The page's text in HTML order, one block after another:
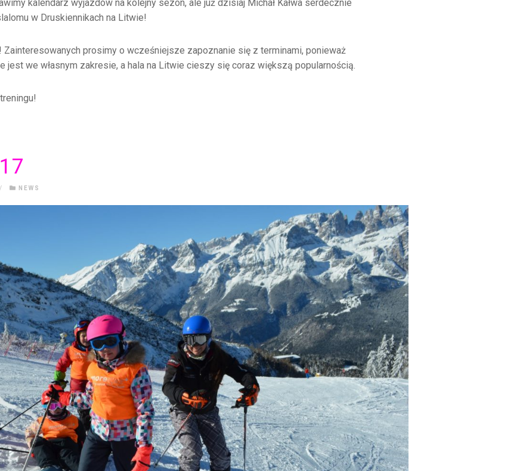
kalendarz wyjazdów na kolejny sezon, ale już dzisiaj Michał Kałwa serdecznie
w Druskiennikach na Litwie!
Zainteresowanych prosimy o wcześniejsze zapoznanie się z terminami, ponieważ
jest we własnym zakresie, a hala na Litwie cieszy się coraz większą popularnością.
/ NEWS